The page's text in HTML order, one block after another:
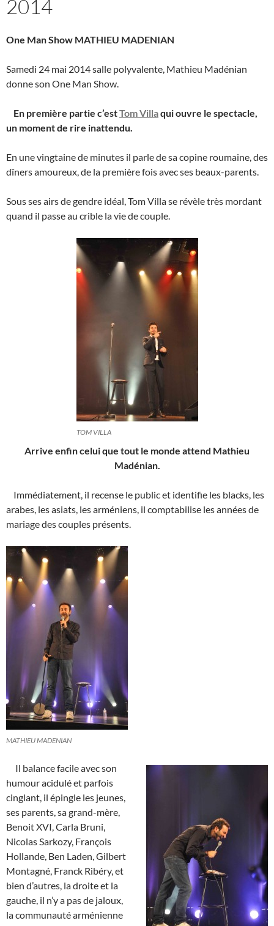
2014
One Man Show MATHIEU MADENIAN
Samedi 24 mai 2014 salle polyvalente, Mathieu Madénian
donne son One Man Show.
En première partie c’estTom Villaqui ouvre le spectacle,
un moment de rire inattendu.
En une vingtaine de minutes il parle de sa copine roumaine, des
dîners amoureux, de la première fois avec ses beaux-parents.
Sous ses airs de gendre idéal, Tom Villa se révèle très mordant
quand il passe au crible la vie de couple.
TOM VILLA
Arrive enfin celui que tout le monde attend Mathieu
Madénian.
Immédiatement, il recense le public et identifie les blacks, les
arabes, les asiats, les arméniens, il comptabilise les années de
mariage des couples présents.
MATHIEU MADENIAN
Il balance facile avec son
humour acidulé et parfois
cinglant, il épingle les jeunes,
ses parents, sa grand-mère,
Benoit XVI, Carla Bruni,
Nicolas Sarkozy, François
Hollande, Ben Laden, Gilbert
Montagné, Franck Ribéry, et
bien d’autres, la droite et la
gauche, il n’y a pas de jaloux,
la communauté arménienne